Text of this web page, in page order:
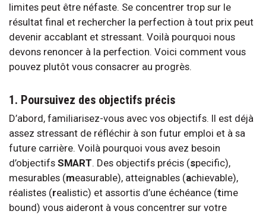
limites peut être néfaste. Se concentrer trop sur le
résultat final et rechercher la perfection à tout prix peut
devenir accablant et stressant. Voilà pourquoi nous
devons renoncer à la perfection. Voici comment vous
pouvez plutôt vous consacrer au progrès.
1. Poursuivez des objectifs précis
D’abord, familiarisez-vous avec vos objectifs. Il est déjà
assez stressant de réfléchir à son futur emploi et à sa
future carrière. Voilà pourquoi vous avez besoin
d’objectifs SMART. Des objectifs précis (specific),
mesurables (measurable), atteignables (achievable),
réalistes (realistic) et assortis d’une échéance (time
bound) vous aideront à vous concentrer sur votre